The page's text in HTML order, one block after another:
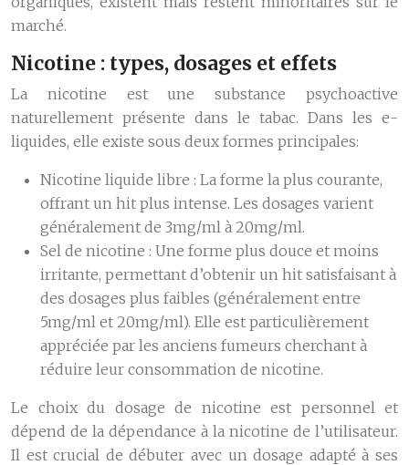
marché.
Nicotine : types, dosages et effets
La nicotine est une substance psychoactive
naturellement présente dans le tabac. Dans les e-
liquides, elle existe sous deux formes principales:
Nicotine liquide libre : La forme la plus courante,
offrant un hit plus intense. Les dosages varient
généralement de 3mg/ml à 20mg/ml.
Sel de nicotine : Une forme plus douce et moins
irritante, permettant d’obtenir un hit satisfaisant à
des dosages plus faibles (généralement entre
5mg/ml et 20mg/ml). Elle est particulièrement
appréciée par les anciens fumeurs cherchant à
réduire leur consommation de nicotine.
Le choix du dosage de nicotine est personnel et
dépend de la dépendance à la nicotine de l’utilisateur.
Il est crucial de débuter avec un dosage adapté à ses